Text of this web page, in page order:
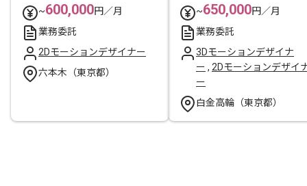
~600,000円／月
業務委託
2Dモーションデザイナー
六本木（東京都）
~650,000円／月
業務委託
3Dモーションデザイナ
ー , 2Dモーションデザイ
ー
白金高輪（東京都）